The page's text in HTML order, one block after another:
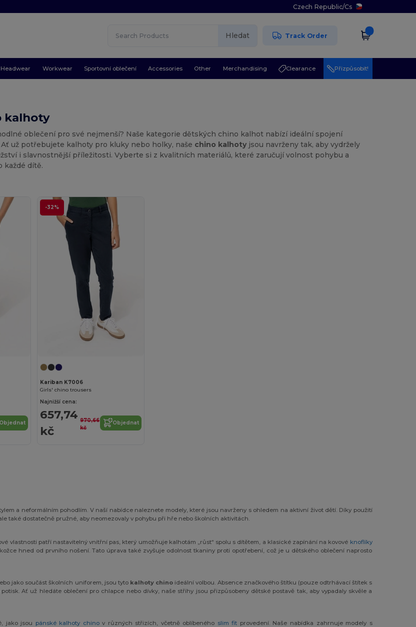
Czech Republic/Cs
Hledat Track Order
Headwear Workwear Sportovní oblečení Accessories Other Merchandising Clearance Přizpůsobit!
kalhoty
oblečení pro své nejmenší? Naše kategorie dětských chino kalhot nabízí ideální spojení
už potřebujete kalhoty pro kluky nebo holky, naše chino kalhoty jsou navrženy tak, aby vydržely
i slavnostnější příležitosti. Vyberte si z kvalitních materiálů, které zaručují volnost pohybu a
každé dítě.
-32%
Kariban K7006
Girls' chino trousers
Najnižší cena:
657,74
kč
970,66
kč
Objednat
a neformálním pohodlím. V naší nabídce naleznete modely, které jsou navrženy s ohledem na aktivní život dětí. Díky použití
také dostatečně pružné, aby neomezovaly v pohybu při hře nebo školních aktivitách.
vlastnosti patří nastavitelný vnitřní pas, který umožňuje kalhotám „růst“ spolu s dítětem, a klasické zapínání na kovové knoflíky
hned od prvního nošení. Tato úprava také zvyšuje odolnost tkaniny proti opotřebení, což je u dětského oblečení naprosto
jako součást školních uniforem, jsou tyto kalhoty chino ideální volbou. Absence značkového štítku (pouze odtrhávací štítek s
Ať už hledáte oblečení pro chlapce nebo dívky, naše střihy jsou přizpůsobeny dětské postavě tak, aby vypadaly skvěle a
jako jsou pánské kalhoty chinov různých střizích, včetně oblíbeného slim fit provedení. Naše nabídka zahrnuje modely s